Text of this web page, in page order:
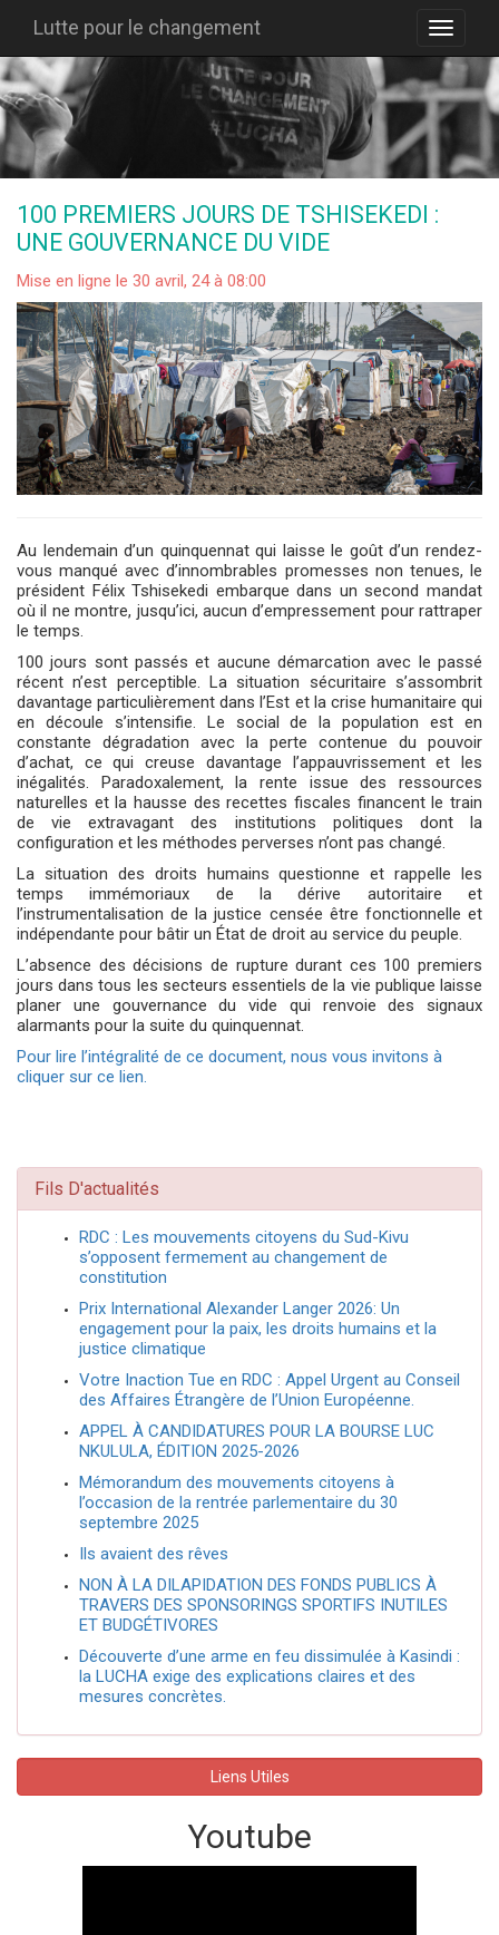
Lutte pour le changement
100 PREMIERS JOURS DE TSHISEKEDI :
UNE GOUVERNANCE DU VIDE
Mise en ligne le 30 avril, 24 à 08:00
Au lendemain d’un quinquennat qui laisse le goût d’un rendez-
vous manqué avec d’innombrables promesses non tenues, le
président Félix Tshisekedi embarque dans un second mandat
où il ne montre, jusqu’ici, aucun d’empressement pour rattraper
le temps.
100 jours sont passés et aucune démarcation avec le passé
récent n’est perceptible. La situation sécuritaire s’assombrit
davantage particulièrement dans l’Est et la crise humanitaire qui
en découle s’intensifie. Le social de la population est en
constante dégradation avec la perte contenue du pouvoir
d’achat, ce qui creuse davantage l’appauvrissement et les
inégalités. Paradoxalement, la rente issue des ressources
naturelles et la hausse des recettes fiscales financent le train
de vie extravagant des institutions politiques dont la
configuration et les méthodes perverses n’ont pas changé.
La situation des droits humains questionne et rappelle les
temps immémoriaux de la dérive autoritaire et
l’instrumentalisation de la justice censée être fonctionnelle et
indépendante pour bâtir un État de droit au service du peuple.
L’absence des décisions de rupture durant ces 100 premiers
jours dans tous les secteurs essentiels de la vie publique laisse
planer une gouvernance du vide qui renvoie des signaux
alarmants pour la suite du quinquennat.
Pour lire l’intégralité de ce document, nous vous invitons à
cliquer sur ce lien.
Fils D'actualités
RDC : Les mouvements citoyens du Sud-Kivu
s’opposent fermement au changement de
constitution
Prix International Alexander Langer 2026: Un
engagement pour la paix, les droits humains et la
justice climatique
Votre Inaction Tue en RDC : Appel Urgent au Conseil
des Affaires Étrangère de l’Union Européenne.
APPEL À CANDIDATURES POUR LA BOURSE LUC
NKULULA, ÉDITION 2025-2026
Mémorandum des mouvements citoyens à
l’occasion de la rentrée parlementaire du 30
septembre 2025
Ils avaient des rêves
NON À LA DILAPIDATION DES FONDS PUBLICS À
TRAVERS DES SPONSORINGS SPORTIFS INUTILES
ET BUDGÉTIVORES
Découverte d’une arme en feu dissimulée à Kasindi :
la LUCHA exige des explications claires et des
mesures concrètes.
Liens Utiles
Youtube